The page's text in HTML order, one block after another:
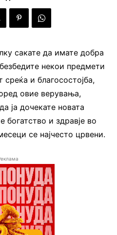
сакате да имате добра
некои предмети
и благосостојба,
овие верувања,
ја дочекате новата
богатство и здравје во
се најчесто црвени.